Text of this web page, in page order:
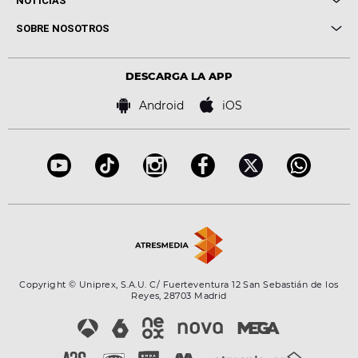
Conciertos
Locutores Europa FM
Cine y Televisión
Virales
SOBRE NOSOTROS
Bases de concursos
DESCARGA LA APP
Android iOS
Copyright © Uniprex, S.A.U. C/ Fuerteventura 12 San Sebastián de los
Reyes, 28703 Madrid